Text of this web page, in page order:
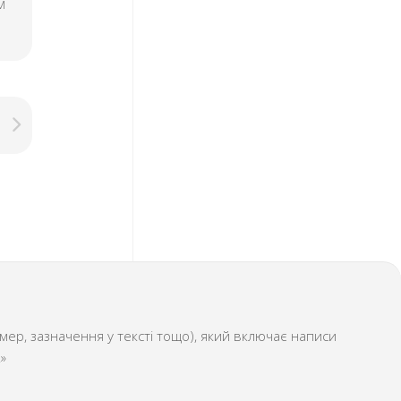
зазначення у тексті тощо), який включає написи